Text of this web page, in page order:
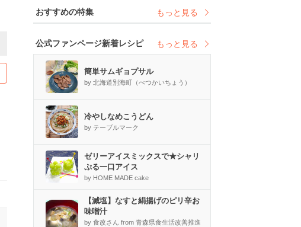
おすすめの特集 もっと見る
公式ファンページ新着レシピ もっと見る
簡単サムギョプサル
by 北海道別海町（べつかいちょう）
冷やしなめこうどん
by テーブルマーク
ゼリーアイスミックスで★シャリ
ぷる一口アイス
by HOME MADE cake
【減塩】なすと絹揚げのピリ辛お
味噌汁
by 食改さん from 青森県食生活改善推進